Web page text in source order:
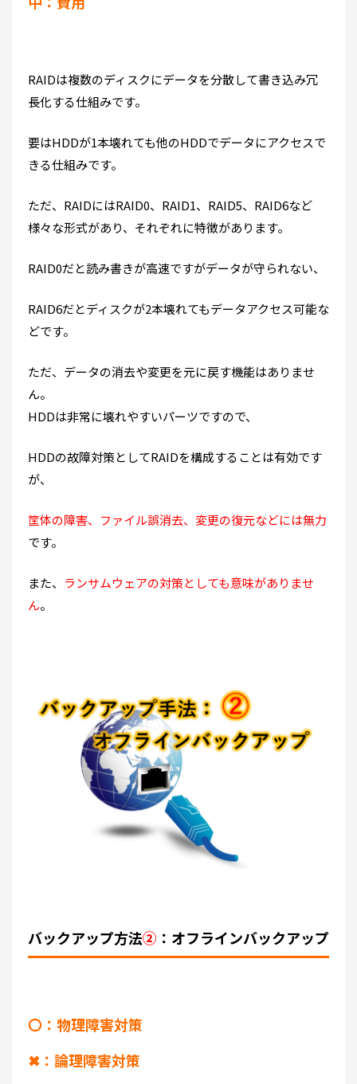
RAIDは複数のディスクにデータを分散して書き込み冗
長化する仕組みです。
要はHDDが1本壊れても他のHDDでデータにアクセスで
きる仕組みです。
ただ、RAIDにはRAID0、RAID1、RAID5、RAID6など
様々な形式があり、それぞれに特徴があります。
RAID0だと読み書きが高速ですがデータが守られない、
RAID6だとディスクが2本壊れてもデータアクセス可能な
どです。
ただ、データの消去や変更を元に戻す機能はありませ
ん。
HDDは非常に壊れやすいパーツですので、
HDDの故障対策としてRAIDを構成することは有効です
が、
筐体の障害、ファイル誤消去、変更の復元などには無力
です。
また、 ランサムウェアの対策としても意味がありませ
ん。
バックアップ方法② ：オフラインバックアップ
〇：物理障害対策
✖：論理障害対策